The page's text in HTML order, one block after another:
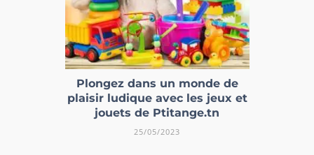
Plongez dans un monde de
plaisir ludique avec les jeux et
jouets de Ptitange.tn
25/05/2023